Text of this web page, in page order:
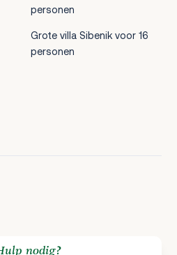
personen
Grote villa Sibenik voor 16
personen
nodig?